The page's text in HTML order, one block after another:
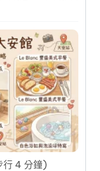
行 4 分鐘)